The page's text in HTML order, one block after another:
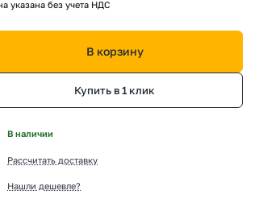
указана без учета НДС
В корзину
Купить в 1 клик
В наличии
Рассчитать доставку
Нашли дешевле?